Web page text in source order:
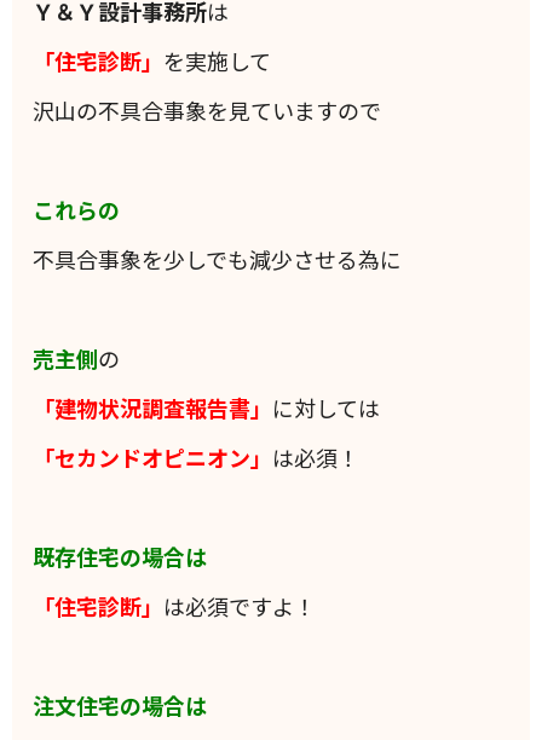
Ｙ＆Ｙ設計事務所は
「住宅診断」 を実施して
沢山の不具合事象を見ていますので
これらの
不具合事象を少しでも減少させる為に
売主側の
「建物状況調査報告書」 に対しては
「セカンドオピニオン」 は必須！
既存住宅の場合は
「住宅診断」 は必須ですよ！
注文住宅の場合は